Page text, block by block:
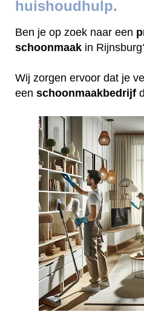
huishoudhulp.
Ben je op zoek naar een
schoonmaak in
Wij zorgen ervoor dat je
een schoonmaakbedrijf